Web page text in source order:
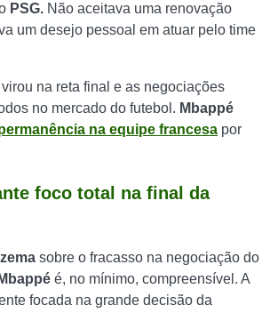
PSG. Não aceitava uma renovação
um desejo pessoal em atuar pelo time
na reta final e as negociações
no mercado do futebol. Mbappé
na equipe francesa por
foco total na final da
sobre o fracasso na negociação do
Mbappé é, no mínimo, compreensível. A
focada na grande decisão da